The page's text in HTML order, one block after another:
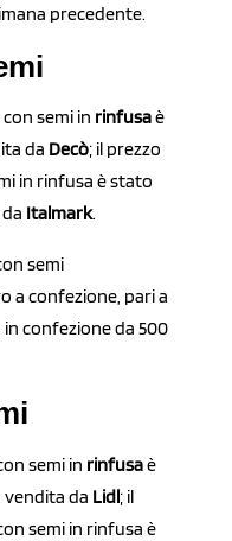
precedente.
semi in rinfusaè
da Decò; il prezzo
in rinfusa è stato
Italmark.
semi
a confezione, pari a
confezione da 500
semi in rinfusaè
vendita da Lidl; il
semi in rinfusa è